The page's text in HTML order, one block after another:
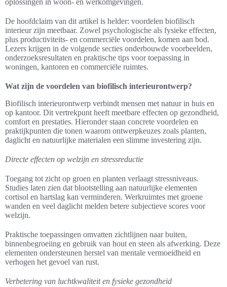
oplossingen in woon- en werkomgevingen.
De hoofdclaim van dit artikel is helder: voordelen biofilisch
interieur zijn meetbaar. Zowel psychologische als fysieke effecten,
plus productiviteits- en commerciële voordelen, komen aan bod.
Lezers krijgen in de volgende secties onderbouwde voorbeelden,
onderzoeksresultaten en praktische tips voor toepassing in
woningen, kantoren en commerciële ruimtes.
Wat zijn de voordelen van biofilisch interieurontwerp?
Biofilisch interieurontwerp verbindt mensen met natuur in huis en
op kantoor. Dit vertrekpunt heeft meetbare effecten op gezondheid,
comfort en prestaties. Hieronder staan concrete voordelen en
praktijkpunten die tonen waarom ontwerpkeuzes zoals planten,
daglicht en natuurlijke materialen een slimme investering zijn.
Directe effecten op welzijn en stressreductie
Toegang tot zicht op groen en planten verlaagt stressniveaus.
Studies laten zien dat blootstelling aan natuurlijke elementen
cortisol en hartslag kan verminderen. Werkruimtes met groene
wanden en veel daglicht melden betere subjectieve scores voor
welzijn.
Praktische toepassingen omvatten zichtlijnen naar buiten,
binnenbegroeiing en gebruik van hout en steen als afwerking. Deze
elementen ondersteunen herstel van mentale vermoeidheid en
verhogen het gevoel van rust.
Verbetering van luchtkwaliteit en fysieke gezondheid